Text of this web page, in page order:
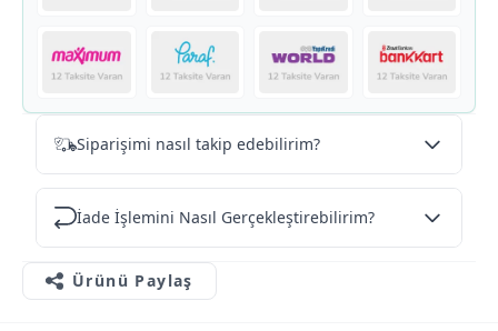
Siparişimi nasıl takip edebilirim?
İade İşlemini Nasıl Gerçekleştirebilirim?
Ürünü Paylaş